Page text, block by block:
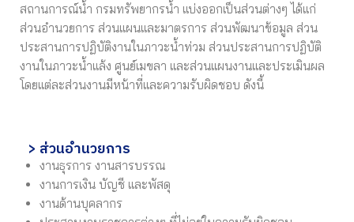
สถานการณ์น้ำ กรมทรัพยากรน้ำ แบ่งออกเป็นส่วนต่างๆ ได้แก่
ส่วนอำนวยการ ส่วนแผนและมาตรการ ส่วนพัฒนาข้อมูล ส่วน
ประสานการปฏิบัติงานในภาวะน้ำท่วม ส่วนประสานการปฏิบัติ
งานในภาวะน้ำแล้ง ศูนย์เมขลา และส่วนแผนงานและประเมินผล
โดยแต่ละส่วนงานมีหน้าที่และความรับผิดชอบ ดังนี้
> ส่วนอำนวยการ
งานธุรการ งานสารบรรณ
งานการเงิน บัญชี และพัสดุ
งานด้านบุคลากร